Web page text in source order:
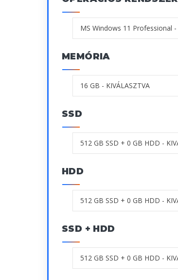
MEMÓRIA
SSD
HDD
SSD + HDD